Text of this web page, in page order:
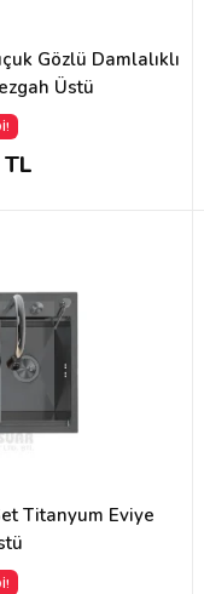
Gözlü Damlalıklı
Üstü
Titanyum Eviye